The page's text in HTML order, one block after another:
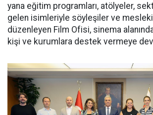
yana eğitim programları, atölyeler,
gelen isimleriyle söyleşiler ve
düzenleyen Film Ofisi, sinema
kişi ve kurumlara destek vermeye